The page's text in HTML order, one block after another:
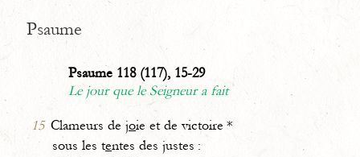
Psaume
Psaume 118 (117), 15-29
Le jour que le Seigneur a fait
15 Clameurs de joie et de victoire *
sous les tentes des justes :